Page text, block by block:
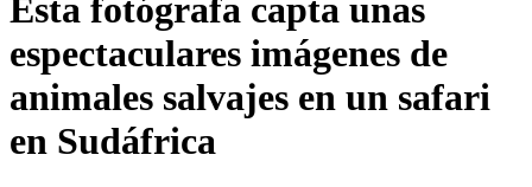
Esta fotógrafa capta unas
espectaculares imágenes de
animales salvajes en un safari
en Sudáfrica